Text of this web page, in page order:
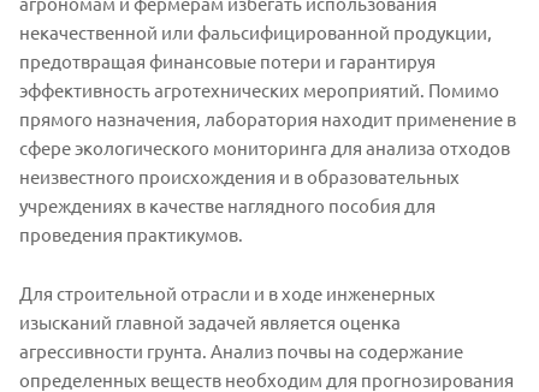
некачественной или фальсифицированной продукции,
предотвращая финансовые потери и гарантируя
эффективность агротехнических мероприятий. Помимо
прямого назначения, лаборатория находит применение в
сфере экологического мониторинга для анализа отходов
неизвестного происхождения и в образовательных
учреждениях в качестве наглядного пособия для
проведения практикумов.
Для строительной отрасли и в ходе инженерных
изысканий главной задачей является оценка
агрессивности грунта. Анализ почвы на содержание
определенных веществ необходим для прогнозирования